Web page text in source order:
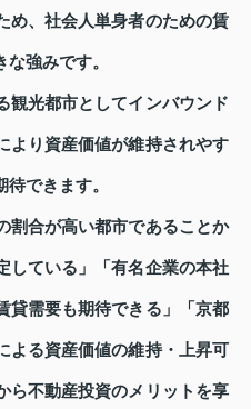
め、社会人単身者のための賃
強みです。
観光都市としてインバウンド
より資産価値が維持されやす
できます。
割合が高い都市であることか
している」「有名企業の本社
貸需要も期待できる」「京都
よる資産価値の維持・上昇可
ら不動産投資のメリットを享